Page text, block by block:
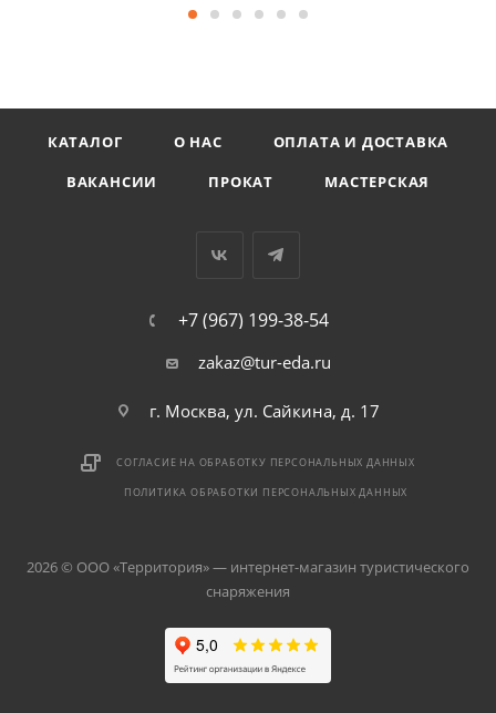
КАТАЛОГ О НАС
ОПЛАТА И ДОСТАВКА
ВАКАНСИИ
ПРОКАТ МАСТЕРСКАЯ
+7 (967) 199-38-54
zakaz@tur-eda.ru
г. Москва, ул. Сайкина, д. 17
СОГЛАСИЕ НА ОБРАБОТКУ ПЕРСОНАЛЬНЫХ ДАННЫХ
ПОЛИТИКА ОБРАБОТКИ ПЕРСОНАЛЬНЫХ ДАННЫХ
2026 © ООО «Территория» — интернет-магазин туристического
снаряжения